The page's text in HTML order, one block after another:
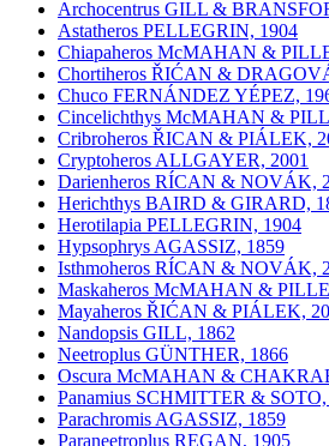
Archocentrus GILL &
Astatheros PELLEGRIN, 1904
Chiapaheros McMAHAN &
Chortiheros ŘIĆAN &
Chuco FERNÁNDEZ YÉPEZ,
Cincelichthys McMAHAN &
Cribroheros ŘICAN & PIÁLEK,
Cryptoheros ALLGAYER, 2001
Darienheros RÍCAN & NOVÁK,
Herichthys BAIRD & GIRARD,
Herotilapia PELLEGRIN, 1904
Hypsophrys AGASSIZ, 1859
Isthmoheros RÍCAN & NOVÁK,
Maskaheros McMAHAN &
Mayaheros ŘIĆAN & PIÁLEK,
Nandopsis GILL, 1862
Neetroplus GÜNTHER, 1866
Oscura McMAHAN &
Panamius SCHMITTER & SOTO,
Parachromis AGASSIZ, 1859
Paraneetroplus REGAN, 1905